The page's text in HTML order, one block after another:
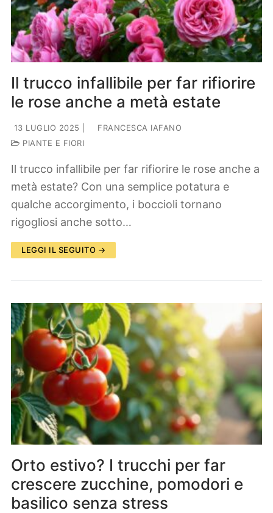
Il trucco infallibile per far rifiorire
le rose anche a metà estate
13 LUGLIO 2025
FRANCESCA IAFANO
PIANTE E FIORI
Il trucco infallibile per far rifiorire le rose anche a
metà estate? Con una semplice potatura e
qualche accorgimento, i boccioli tornano
rigogliosi anche sotto…
LEGGI IL SEGUITO →
Orto estivo? I trucchi per far
crescere zucchine, pomodori e
basilico senza stress